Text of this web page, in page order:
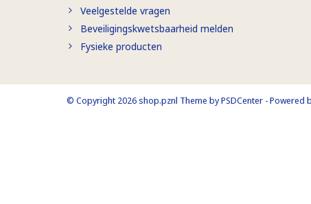
Veelgestelde vragen
Beveiligingskwetsbaarheid melden
Fysieke producten
© Copyright 2026 shop.pznl Theme byPSDCenter - Powered